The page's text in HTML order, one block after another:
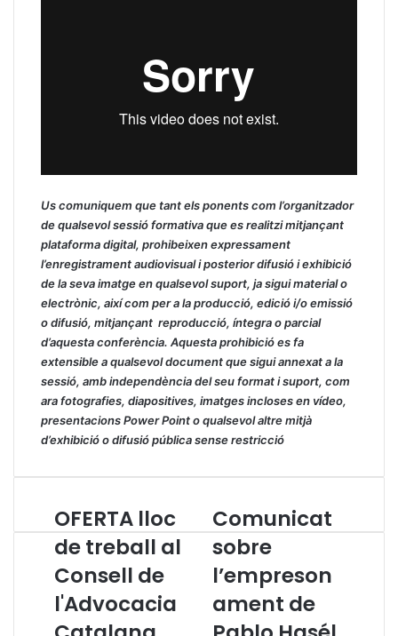
Us comuniquem que tant els ponents com l’organitzador
de qualsevol sessió formativa que es realitzi mitjançant
plataforma digital, prohibeixen expressament
l’enregistrament audiovisual i posterior difusió i exhibició
de la seva imatge en qualsevol suport, ja sigui material o
electrònic, així com per a la producció, edició i/o emissió
o difusió, mitjançant reproducció, íntegra o parcial
d’aquesta conferència. Aquesta prohibició es fa
extensible a qualsevol document que sigui annexat a la
sessió, amb independència del seu format i suport, com
ara fotografies, diapositives, imatges incloses en vídeo,
presentacions Power Point o qualsevol altre mitjà
d’exhibició o difusió pública sense restricció
O
F
E
R
T
l
OFERTA lloc
de treball al
Consell de
l'Advocacia
C
o
m
u
n
i
c
Comunicat
sobre
l’empreson
ament de